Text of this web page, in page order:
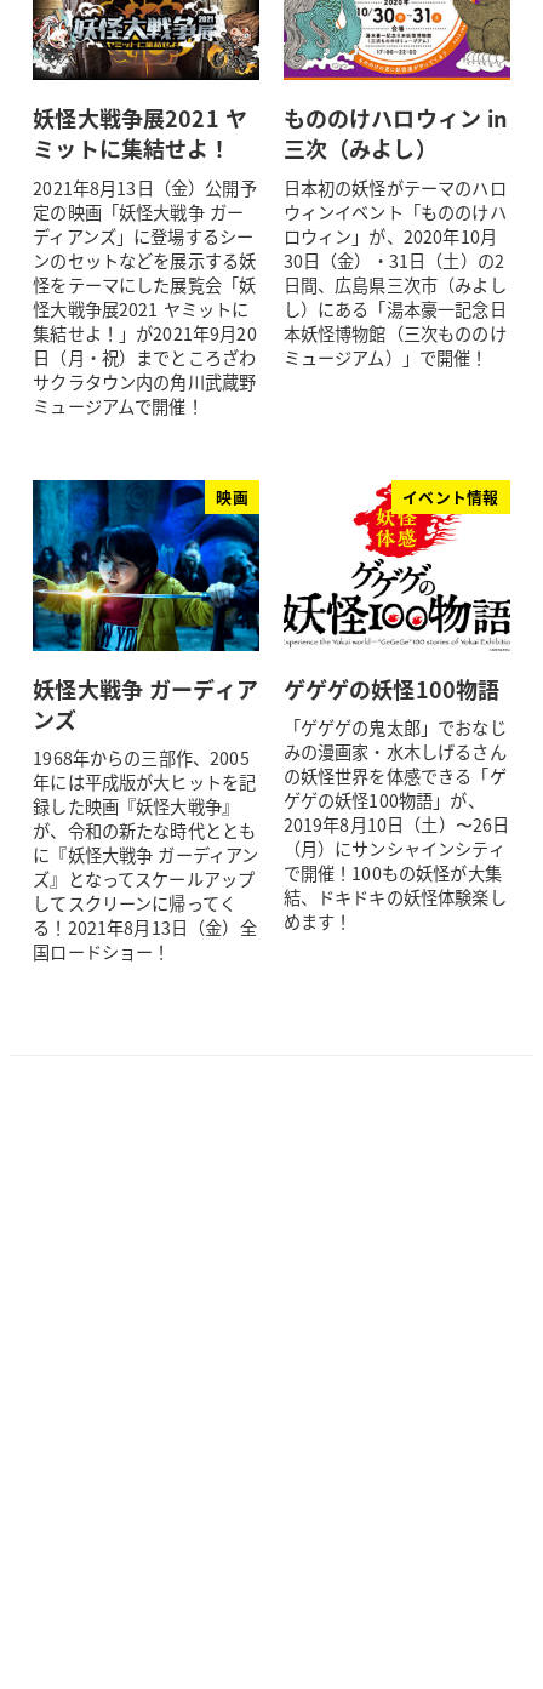
妖怪大戦争展2021 ヤ
ミットに集結せよ！
2021年8月13日（金）公開予
定の映画「妖怪大戦争 ガー
ディアンズ」に登場するシー
ンのセットなどを展示する妖
怪をテーマにした展覧会「妖
怪大戦争展2021 ヤミットに
集結せよ！」が2021年9月20
日（月・祝）までところざわ
サクラタウン内の角川武蔵野
ミュージアムで開催！
もののけハロウィン in
三次（みよし）
日本初の妖怪がテーマのハロ
ウィンイベント「もののけハ
ロウィン」が、2020年10月
30日（金）・31日（土）の2
日間、広島県三次市（みよし
し）にある「湯本豪一記念日
本妖怪博物館（三次もののけ
ミュージアム）」で開催！
映画
妖怪大戦争 ガーディア
ンズ
1968年からの三部作、2005
年には平成版が大ヒットを記
録した映画『妖怪大戦争』
が、令和の新たな時代ととも
に『妖怪大戦争 ガーディアン
ズ』となってスケールアップ
してスクリーンに帰ってく
る！2021年8月13日（金）全
国ロードショー！
イベント情報
ゲゲゲの妖怪100物語
「ゲゲゲの鬼太郎」でおなじ
みの漫画家・水木しげるさん
の妖怪世界を体感できる「ゲ
ゲゲの妖怪100物語」が、
2019年8月10日（土）〜26日
（月）にサンシャインシティ
で開催！100もの妖怪が大集
結、ドキドキの妖怪体験楽し
めます！